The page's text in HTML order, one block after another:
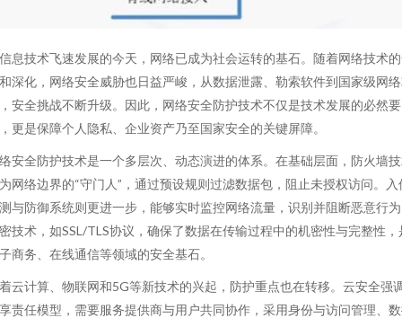
息技术飞速发展的今天，网络已成为社会运转的基石。随着网络技术
深化，网络安全威胁也日益严峻，从数据泄露、勒索软件到国家级网
安全挑战不断升级。因此，网络安全防护技术不仅是技术发展的必然要
更是保障个人隐私、企业资产乃至国家安全的关键屏障。
安全防护技术是一个多层次、动态演进的体系。在基础层面，防火墙
网络边界的“守门人”，通过预设规则过滤数据包，阻止未授权访问。入
与防御系统则更进一步，能够实时监控网络流量，识别并阻断恶意行
技术，如SSL/TLS协议，确保了数据在传输过程中的机密性与完整性，
商务、在线通信等领域的安全基石。
云计算、物联网和5G等新技术的兴起，防护重点也在转移。云安全强
责任模型，需要服务提供商与用户共同协作，采用身份与访问管理、